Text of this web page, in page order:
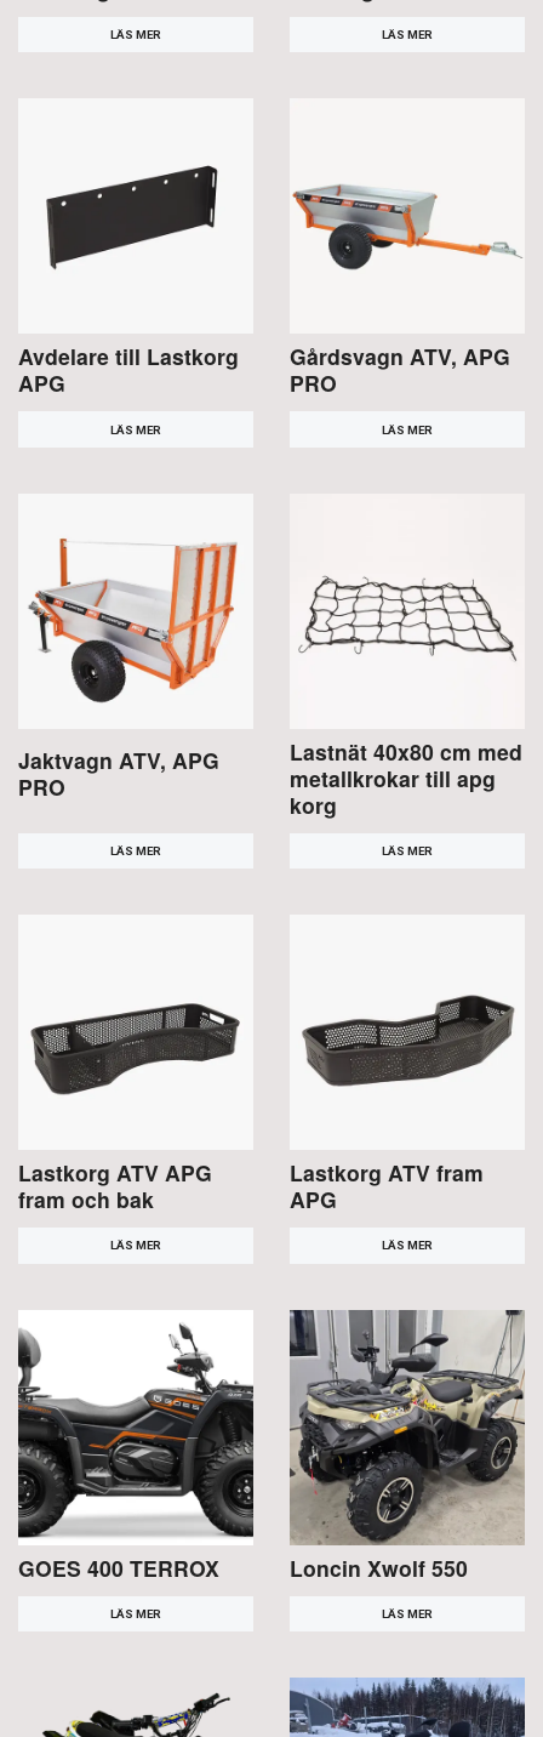
LÄS MER LÄS MER
Avdelare till Lastkorg
APG
LÄS MER
Gårdsvagn ATV, APG
PRO
LÄS MER
Jaktvagn ATV, APG
PRO
LÄS MER
Lastnät 40x80 cm med
metallkrokar till apg
korg
LÄS MER
Lastkorg ATV APG
fram och bak
LÄS MER
Lastkorg ATV fram
APG
LÄS MER
GOES 400 TERROX
LÄS MER
Loncin Xwolf 550
LÄS MER